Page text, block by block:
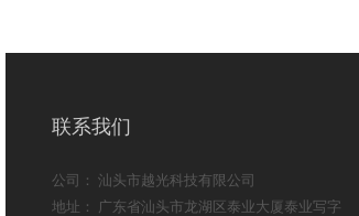
联系我们
公司： 汕头市越光科技有限公司
地址： 广东省汕头市龙湖区泰业大厦泰业写字